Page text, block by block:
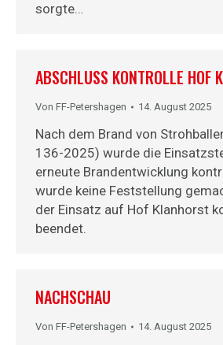
sorgte…
ABSCHLUSS KONTROLLE HOF
Von FF-Petershagen 14. August 2025
Nach dem Brand von
136-2025) wurde die
erneute Brandentwicklung
wurde keine Feststellung
der Einsatz auf Hof Klanhorst
beendet.
NACHSCHAU
Von FF-Petershagen 14. August 2025